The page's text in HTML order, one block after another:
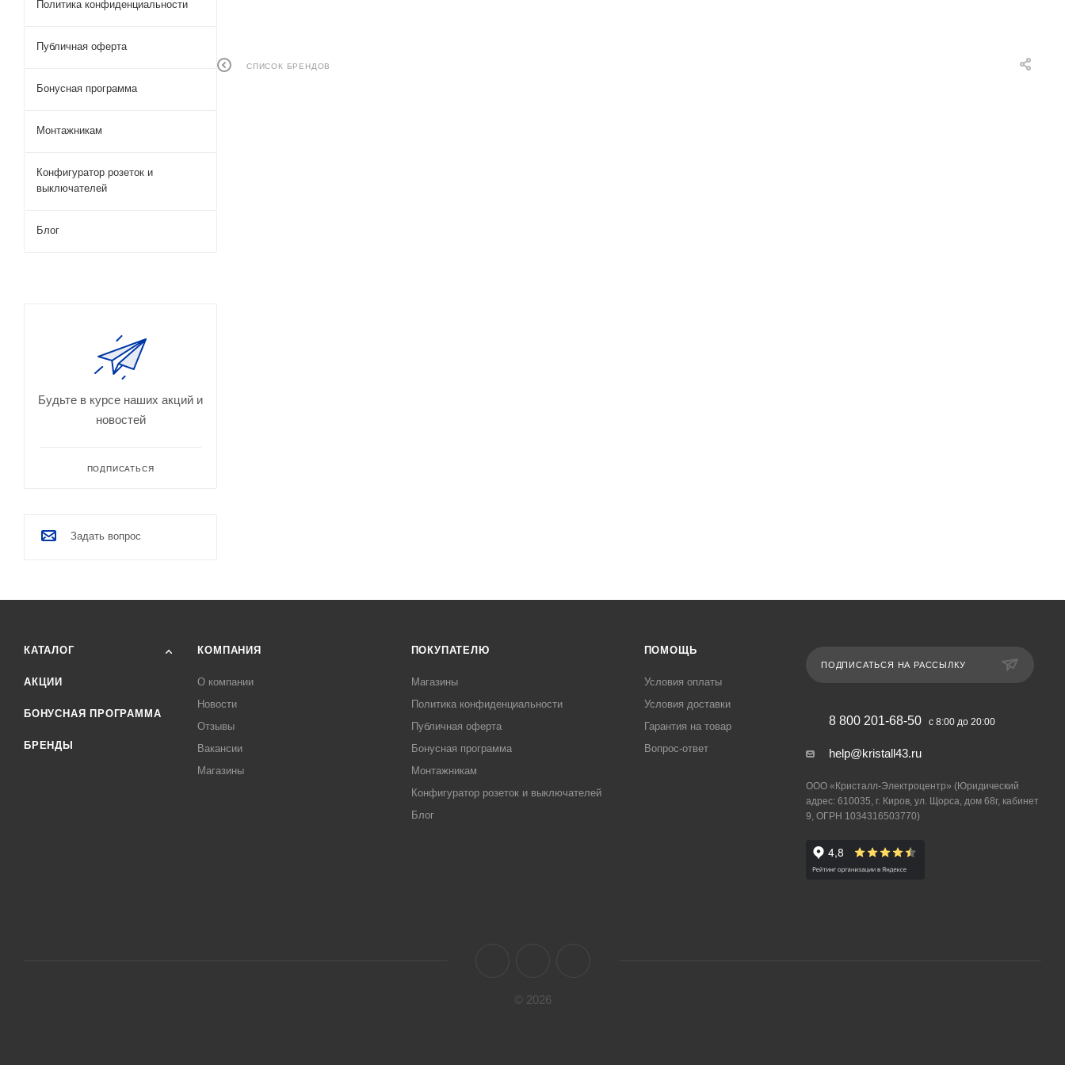
СПИСОК БРЕНДОВ
Политика конфиденциальности
Публичная оферта
Бонусная программа
Монтажникам
Конфигуратор розеток и
выключателей
Блог
Будьте в курсе наших акций и
новостей
ПОДПИСАТЬСЯ
Задать вопрос
КАТАЛОГ
АКЦИИ
БОНУСНАЯ ПРОГРАММА
БРЕНДЫ
КОМПАНИЯ
О компании
Новости
Отзывы
Вакансии
Магазины
ПОКУПАТЕЛЮ
Магазины
Политика конфиденциальности
Публичная оферта
Бонусная программа
Монтажникам
Конфигуратор розеток и выключателей
Блог
ПОМОЩЬ
Условия оплаты
Условия доставки
Гарантия на товар
Вопрос-ответ
ПОДПИСАТЬСЯ НА РАССЫЛКУ
8 800 201-68-50 с 8:00 до 20:00
help@kristall43.ru
ООО «Кристалл-Электроцентр» (Юридический
адрес: 610035, г. Киров, ул. Щорса, дом 68г, кабинет
9, ОГРН 1034316503770)
© 2026